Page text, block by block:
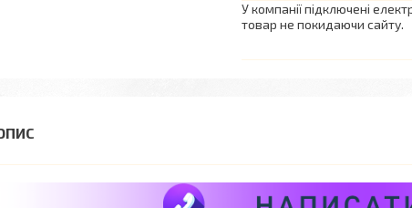
У компанії підключені
товар не покидаючи сайту.